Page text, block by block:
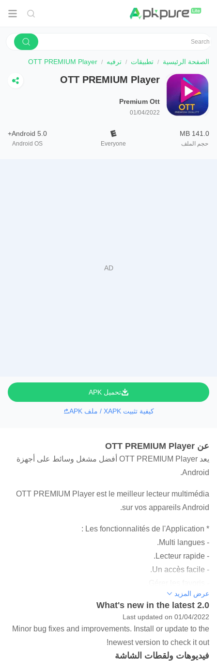
الصفحة الرئيسية تطبيقات ترفيه OTT PREMIUM Player
OTT PREMIUM Player
Premium Ott
01/04/2022
141.0 MB
حجم الملف Everyone
Android 5.0+
Android OS
تحميل APK
كيفية تثبيت XAPK / ملف APK
عن OTT PREMIUM Player
يعد OTT PREMIUM Player أفضل مشغل وسائط على أجهزة
Android.
OTT PREMIUM Player est le meilleur lecteur multimédia
sur vos appareils Android.
* Les fonctionnalités de l'Application :
- Multi langues.
- Lecteur rapide.
- Un accès facile.
*** Avertissement ***
L'application OTT PREMIUM Player est livrée sans aucun
contenu (pas de chaînes, pas de médias).
عرض المزيد
What's new in the latest 2.0
Last updated on 01/04/2022
Minor bug fixes and improvements. Install or update to the
newest version to check it out!
فيديوهات ولقطات الشاشة